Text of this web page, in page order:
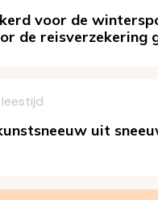
voor de
de reisverzekering
leestijd
uit